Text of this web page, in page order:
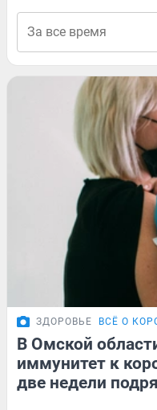
ЗДОРОВЬЕ ВСЁ О
В Омской
иммунитет к
две недели